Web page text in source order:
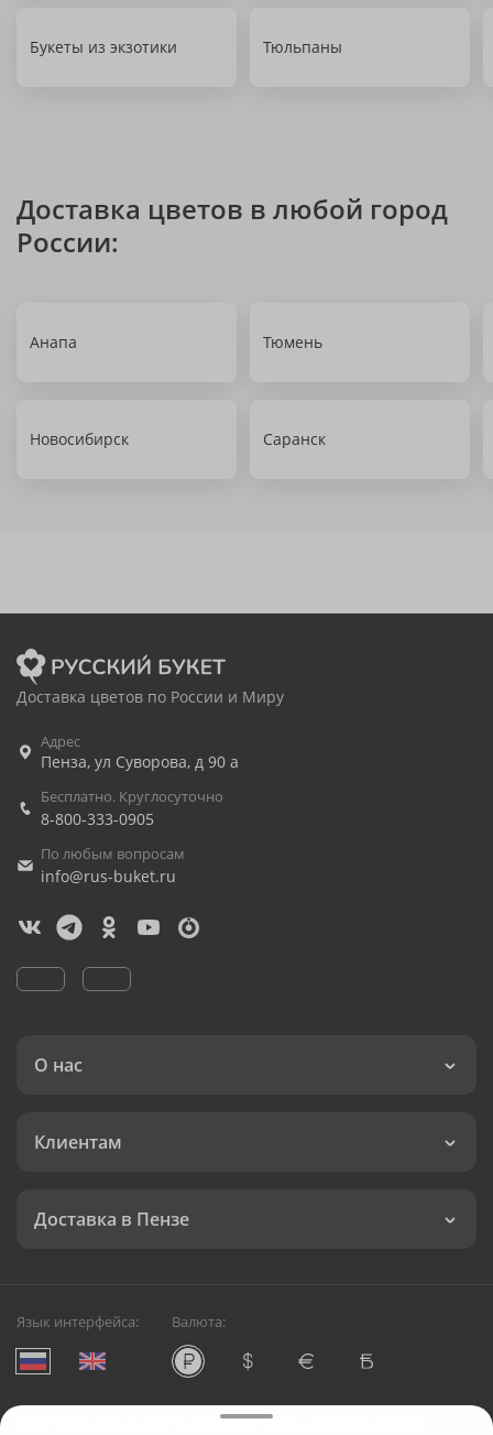
Букеты из экзотики Тюльпаны
Доставка цветов в любой город
России:
Анапа Тюмень
Новосибирск Саранск
Доставка цветов по России и Миру
Адрес
Пенза, ул Суворова, д 90 а
Бесплатно. Круглосуточно
8-800-333-0905
По любым вопросам
info@rus-buket.ru
О нас
Клиентам
Доставка в Пензе
Язык интерфейса: Валюта:
Служба круглосуточной доставки цветов в Пензе